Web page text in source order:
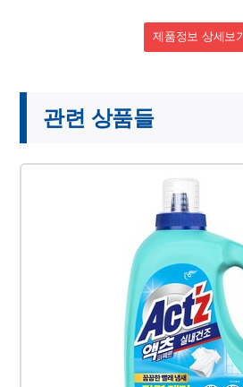
제품정보 상세보기
관련 상품들